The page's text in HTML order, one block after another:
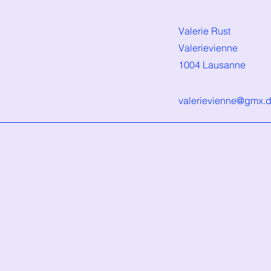
Valerie Rust
Valerievienne
1004 Lausanne